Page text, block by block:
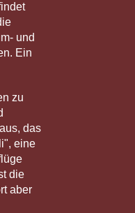
und
Ein
zu
das
eine
die
aber